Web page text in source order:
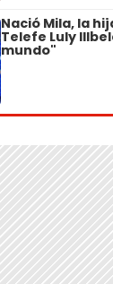
Nació Mila, la
Telefe Luly
mundo"